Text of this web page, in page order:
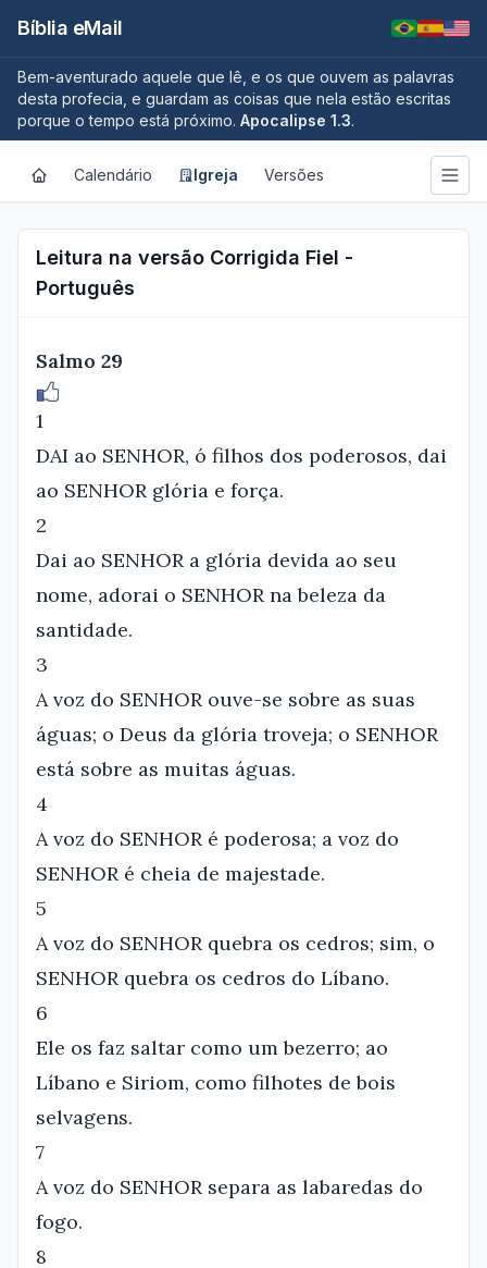
Bíblia eMail
Bem-aventurado aquele que lê, e os que ouvem as palavras
desta profecia, e guardam as coisas que nela estão escritas
porque o tempo está próximo. Apocalipse 1.3.
Calendário Igreja Versões
Leitura na versão Corrigida Fiel -
Português
Salmo 29
1
DAI ao SENHOR, ó filhos dos poderosos, dai
ao SENHOR glória e força.
2
Dai ao SENHOR a glória devida ao seu
nome, adorai o SENHOR na beleza da
santidade.
3
A voz do SENHOR ouve-se sobre as suas
águas; o Deus da glória troveja; o SENHOR
está sobre as muitas águas.
4
A voz do SENHOR é poderosa; a voz do
SENHOR é cheia de majestade.
5
A voz do SENHOR quebra os cedros; sim, o
SENHOR quebra os cedros do Líbano.
6
Ele os faz saltar como um bezerro; ao
Líbano e Siriom, como filhotes de bois
selvagens.
7
A voz do SENHOR separa as labaredas do
fogo.
8